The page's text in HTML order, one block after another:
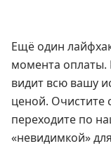
Ещё один
момента оплаты.
видит всю вашу
ценой. Очистите
переходите по
«невидимкой»